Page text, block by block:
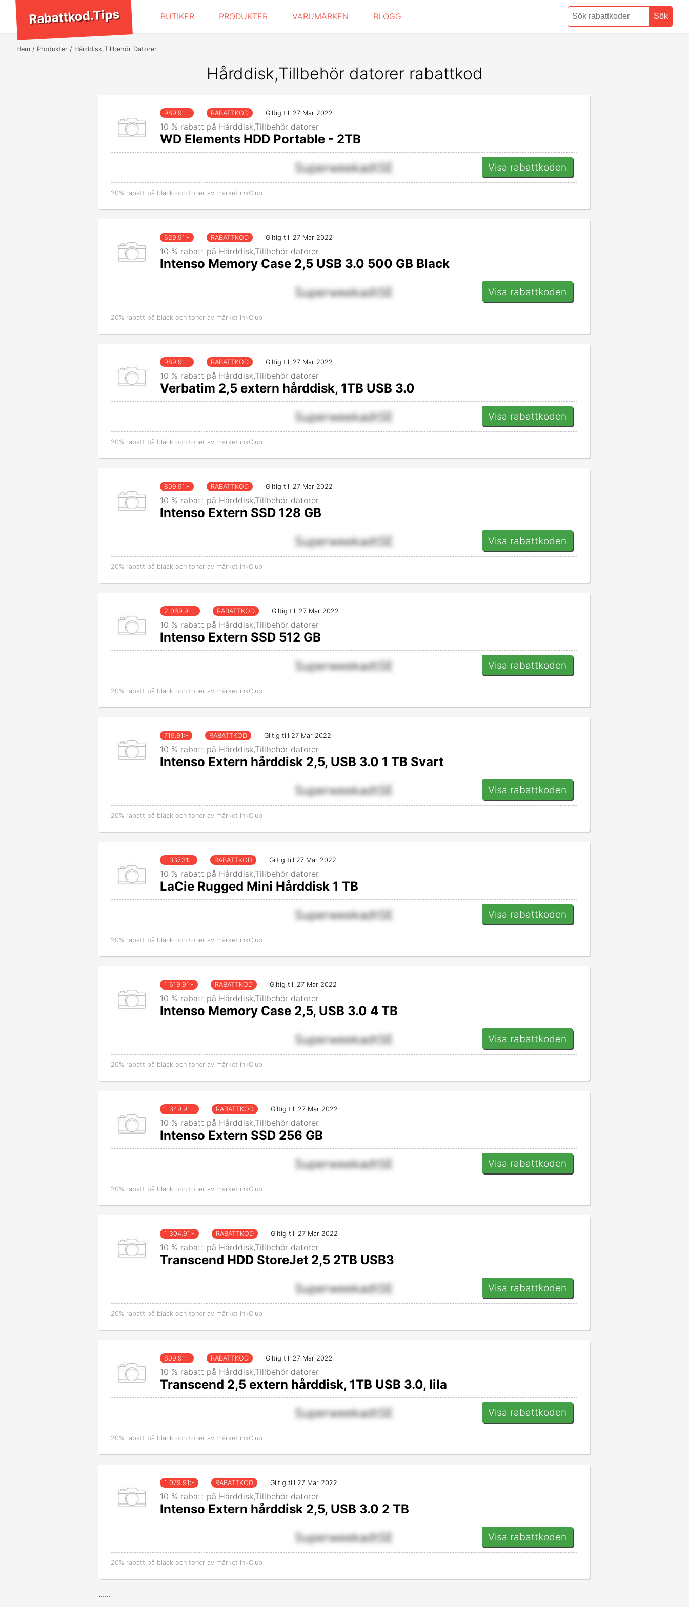
Rabattkod.Tips BUTIKER PRODUKTER VARUMÄRKEN BLOGG Sök
Hem Produkter Hårddisk,Tillbehör Datorer
Hårddisk,Tillbehör datorer rabattkod
989.91 :- RABATTKOD Giltig till 27 Mar 2022
10 % rabatt på Hårddisk,Tillbehör datorer
WD Elements HDD Portable - 2TB
SuperweekadtSE
Visa rabattkoden
20% rabatt på bläck och toner av märket inkClub
629.91 :- RABATTKOD Giltig till 27 Mar 2022
10 % rabatt på Hårddisk,Tillbehör datorer
Intenso Memory Case 2,5 USB 3.0 500 GB Black
SuperweekadtSE
Visa rabattkoden
20% rabatt på bläck och toner av märket inkClub
989.91 :- RABATTKOD Giltig till 27 Mar 2022
10 % rabatt på Hårddisk,Tillbehör datorer
Verbatim 2,5 extern hårddisk, 1TB USB 3.0
SuperweekadtSE
Visa rabattkoden
20% rabatt på bläck och toner av märket inkClub
809.91 :- RABATTKOD Giltig till 27 Mar 2022
10 % rabatt på Hårddisk,Tillbehör datorer
Intenso Extern SSD 128 GB
SuperweekadtSE
Visa rabattkoden
20% rabatt på bläck och toner av märket inkClub
2 069.91 :- RABATTKOD Giltig till 27 Mar 2022
10 % rabatt på Hårddisk,Tillbehör datorer
Intenso Extern SSD 512 GB
SuperweekadtSE
Visa rabattkoden
20% rabatt på bläck och toner av märket inkClub
719.91 :- RABATTKOD Giltig till 27 Mar 2022
10 % rabatt på Hårddisk,Tillbehör datorer
Intenso Extern hårddisk 2,5, USB 3.0 1 TB Svart
SuperweekadtSE
Visa rabattkoden
20% rabatt på bläck och toner av märket inkClub
1 337.31 :- RABATTKOD Giltig till 27 Mar 2022
10 % rabatt på Hårddisk,Tillbehör datorer
LaCie Rugged Mini Hårddisk 1 TB
SuperweekadtSE
Visa rabattkoden
20% rabatt på bläck och toner av märket inkClub
1 619.91 :- RABATTKOD Giltig till 27 Mar 2022
10 % rabatt på Hårddisk,Tillbehör datorer
Intenso Memory Case 2,5, USB 3.0 4 TB
SuperweekadtSE
Visa rabattkoden
20% rabatt på bläck och toner av märket inkClub
1 349.91 :- RABATTKOD Giltig till 27 Mar 2022
10 % rabatt på Hårddisk,Tillbehör datorer
Intenso Extern SSD 256 GB
SuperweekadtSE
Visa rabattkoden
20% rabatt på bläck och toner av märket inkClub
1 304.91 :- RABATTKOD Giltig till 27 Mar 2022
10 % rabatt på Hårddisk,Tillbehör datorer
Transcend HDD StoreJet 2,5 2TB USB3
SuperweekadtSE
Visa rabattkoden
20% rabatt på bläck och toner av märket inkClub
809.91 :- RABATTKOD Giltig till 27 Mar 2022
10 % rabatt på Hårddisk,Tillbehör datorer
Transcend 2,5 extern hårddisk, 1TB USB 3.0, lila
SuperweekadtSE
Visa rabattkoden
20% rabatt på bläck och toner av märket inkClub
1 079.91 :- RABATTKOD Giltig till 27 Mar 2022
10 % rabatt på Hårddisk,Tillbehör datorer
Intenso Extern hårddisk 2,5, USB 3.0 2 TB
SuperweekadtSE
Visa rabattkoden
20% rabatt på bläck och toner av märket inkClub
......